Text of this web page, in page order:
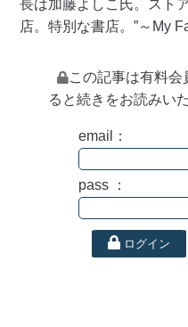
長は加藤よしこ氏。スト
店。特別な書店。”～My
この記事は有料
ると続きをお読みい
email：
pass ：
ログイン